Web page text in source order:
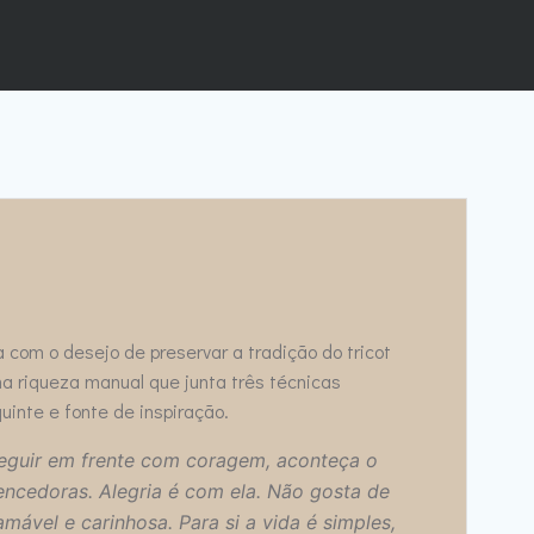
o desejo de preservar a tradição do tricot
riqueza manual que junta três técnicas
e fonte de inspiração.
em frente com coragem, aconteça o
Alegria é com ela. Não gosta de
e carinhosa. Para si a vida é simples,